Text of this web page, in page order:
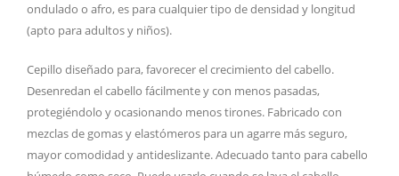
ondulado o afro, es para cualquier tipo de densidad y longitud
(apto para adultos y niños).
Cepillo diseñado para, favorecer el crecimiento del cabello.
Desenredan el cabello fácilmente y con menos pasadas,
protegiéndolo y ocasionando menos tirones. Fabricado con
mezclas de gomas y elastómeros para un agarre más seguro,
mayor comodidad y antideslizante. Adecuado tanto para cabello